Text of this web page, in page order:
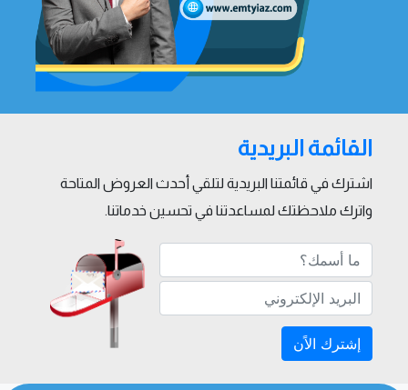
القائمة البريدية
اشترك في قائمتنا البريدية لتلقي أحدث العروض المتاحة
واترك ملاحظتك لمساعدتنا في تحسين خدماتنا.
إشترك الاًن